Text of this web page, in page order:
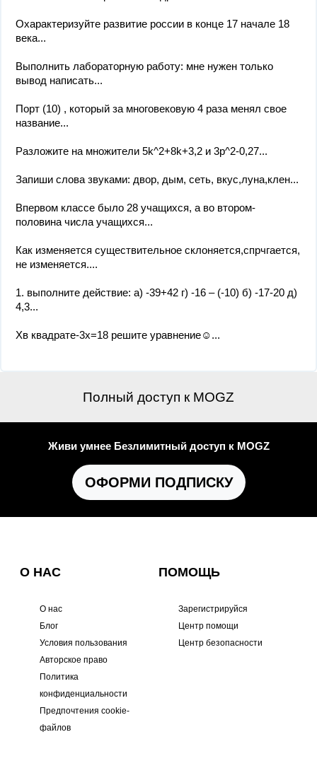
Охарактеризуйте развитие россии в конце 17 начале 18
века...
Выполнить лабораторную работу: мне нужен только
вывод написать...
Порт (10) , который за многовековую 4 раза менял свое
название...
Разложите на множители 5k^2+8k+3,2 и 3p^2-0,27...
Запиши слова звуками: двор, дым, сеть, вкус,луна,клен...
Впервом классе было 28 учащихся, а во втором-
половина числа учащихся...
Как изменяется существительное склоняется,спрчгается,
не изменяется....
1. выполните действие: а) -39+42 г) -16 – (-10) б) -17-20 д)
4,3...
Хв квадрате-3х=18 решите уравнение☺...
Полный доступ к MOGZ
Живи умнее Безлимитный доступ к MOGZ
ОФОРМИ ПОДПИСКУ
О НАС
О нас
Блог
Условия пользования
Авторское право
Политика
конфиденциальности
Предпочтения cookie-
файлов
ПОМОЩЬ
Зарегистрируйся
Центр помощи
Центр безопасности